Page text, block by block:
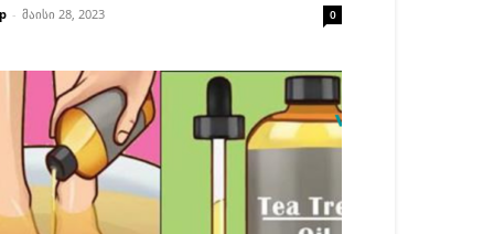
- მაისი 28, 2023 0